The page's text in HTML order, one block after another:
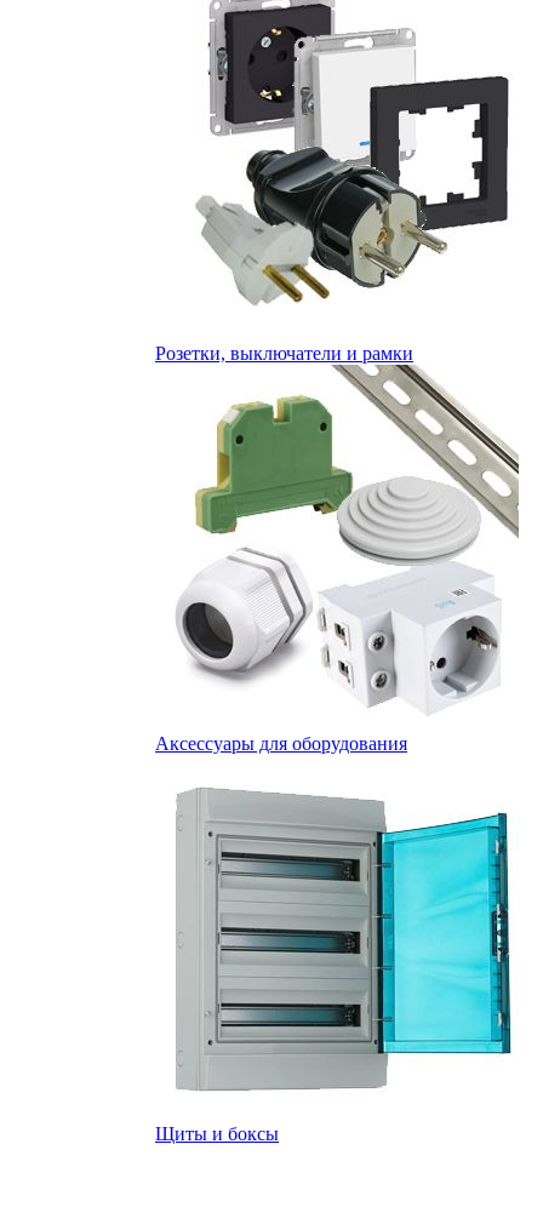
Розетки, выключатели и рамки
Аксессуары для оборудования
Щиты и боксы